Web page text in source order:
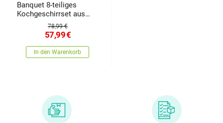
Banquet 8-teiliges
Kochgeschirrset aus
Edelstahl Swing
78,99 €
57,99€
In den Warenkorb